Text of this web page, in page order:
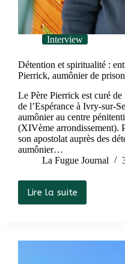
Interview
Détention et spiritualité :
Pierrick, aumônier de prison
Le Père Pierrick est curé
de l’Espérance à Ivry-sur-
aumônier au centre
(XIVème arrondissement).
son apostolat auprès des
aumônier…
La Fugue Journal
Lire la suite
Détention
et
entretien